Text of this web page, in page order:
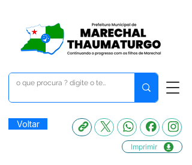
Voltar
Imprimir